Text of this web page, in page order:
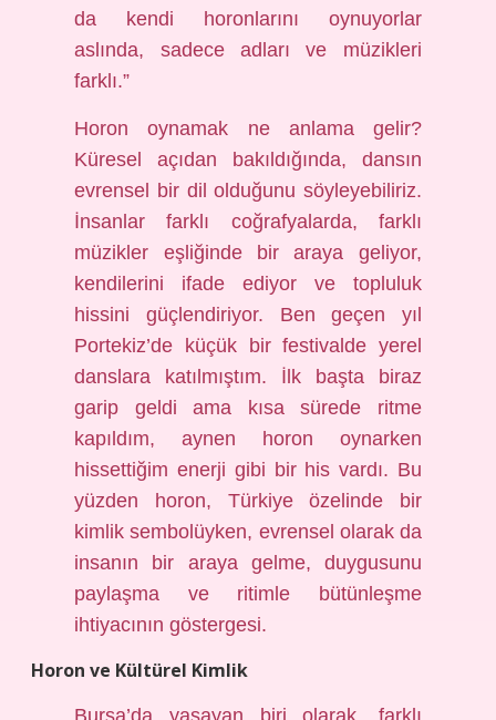
da kendi horonlarını oynuyorlar
aslında, sadece adları ve müzikleri
farklı.”
Horon oynamak ne anlama gelir?
Küresel açıdan bakıldığında, dansın
evrensel bir dil olduğunu söyleyebiliriz.
İnsanlar farklı coğrafyalarda, farklı
müzikler eşliğinde bir araya geliyor,
kendilerini ifade ediyor ve topluluk
hissini güçlendiriyor. Ben geçen yıl
Portekiz’de küçük bir festivalde yerel
danslara katılmıştım. İlk başta biraz
garip geldi ama kısa sürede ritme
kapıldım, aynen horon oynarken
hissettiğim enerji gibi bir his vardı. Bu
yüzden horon, Türkiye özelinde bir
kimlik sembolüyken, evrensel olarak da
insanın bir araya gelme, duygusunu
paylaşma ve ritimle bütünleşme
ihtiyacının göstergesi.
Horon ve Kültürel Kimlik
Bursa’da yaşayan biri olarak, farklı